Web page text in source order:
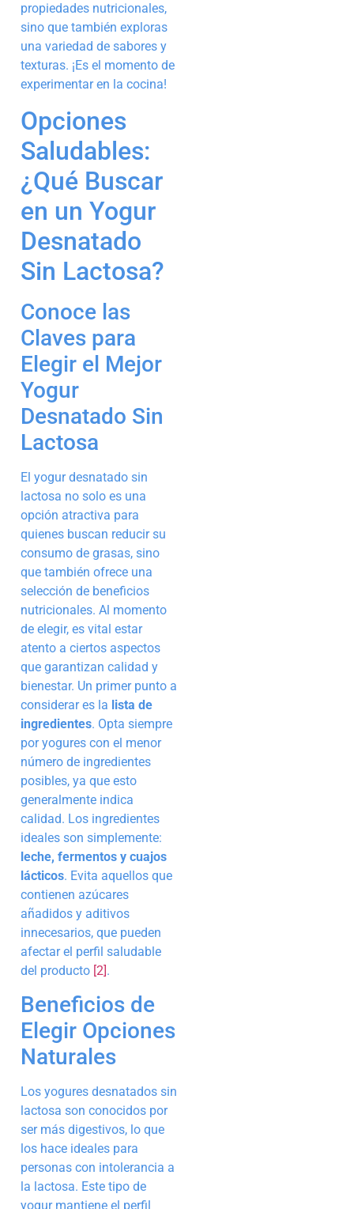
propiedades nutricionales,
sino que también exploras
una variedad de sabores y
texturas. ¡Es el momento de
experimentar en la cocina!
Opciones
Saludables:
¿Qué Buscar
en un Yogur
Desnatado
Sin Lactosa?
Conoce las
Claves para
Elegir el Mejor
Yogur
Desnatado Sin
Lactosa
El yogur desnatado sin
lactosa no solo es una
opción atractiva para
quienes buscan reducir su
consumo de grasas, sino
que también ofrece una
selección de beneficios
nutricionales. Al momento
de elegir, es vital estar
atento a ciertos aspectos
que garantizan calidad y
bienestar. Un primer punto a
considerar es la lista de
ingredientes. Opta siempre
por yogures con el menor
número de ingredientes
posibles, ya que esto
generalmente indica
calidad. Los ingredientes
ideales son simplemente:
leche, fermentos y cuajos
lácticos. Evita aquellos que
contienen azúcares
añadidos y aditivos
innecesarios, que pueden
afectar el perfil saludable
del producto [2].
Beneficios de
Elegir Opciones
Naturales
Los yogures desnatados sin
lactosa son conocidos por
ser más digestivos, lo que
los hace ideales para
personas con intolerancia a
la lactosa. Este tipo de
yogur mantiene el perfil